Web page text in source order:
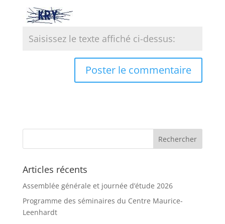
Articles récents
Assemblée générale et journée d’étude 2026
Programme des séminaires du Centre Maurice-
Leenhardt